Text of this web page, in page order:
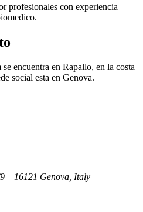
profesionales con experiencia
encuentra en Rapallo, en la costa
social esta en Genova.
– 16121 Genova, Italy